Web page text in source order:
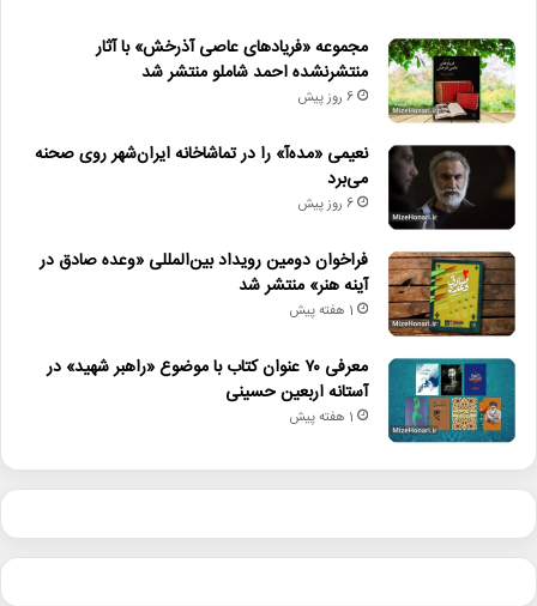
مجموعه «فریادهای عاصی آذرخش» با آثار
منتشرنشده احمد شاملو منتشر شد
6 روز پیش
نعیمی «مده‌آ» را در تماشاخانه ایران‌شهر روی صحنه
می‌برد
6 روز پیش
فراخوان دومین رویداد بین‌المللی «وعده صادق در
آینه هنر» منتشر شد
1 هفته پیش
معرفی ۷۰ عنوان کتاب با موضوع «راهبر شهید» در
آستانه اربعین حسینی
1 هفته پیش